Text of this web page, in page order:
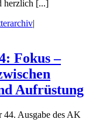
herzlich [...]
|
Fokus –
Aufrüstung
Ausgabe des AK